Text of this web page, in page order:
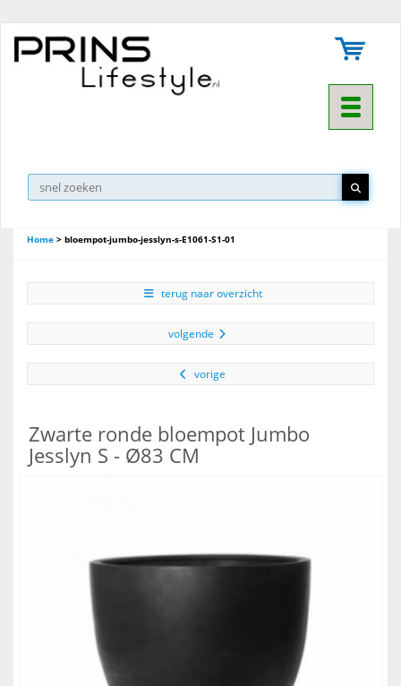
Toggle
Home > bloempot-jumbo-jesslyn-s-E1061-S1-01
terug naar overzicht
volgende
vorige
Zwarte ronde bloempot Jumbo
Jesslyn S - Ø83 CM